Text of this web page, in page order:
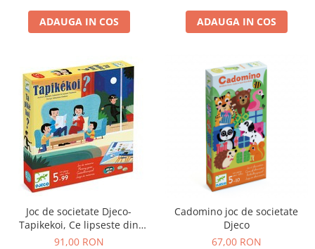
ADAUGA IN COS ADAUGA IN COS
Joc de societate Djeco-
Tapikekoi, Ce lipseste din
casa?
91,00 RON
Cadomino joc de societate
Djeco
67,00 RON